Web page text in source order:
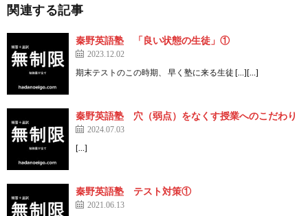
関連する記事
秦野英語塾 「良い状態の生徒」①
2023.12.02
期末テストのこの時期、 早く塾に来る生徒 […][…]
秦野英語塾 穴（弱点）をなくす授業へのこだわり
2024.07.03
[…]
秦野英語塾 テスト対策①
2021.06.13